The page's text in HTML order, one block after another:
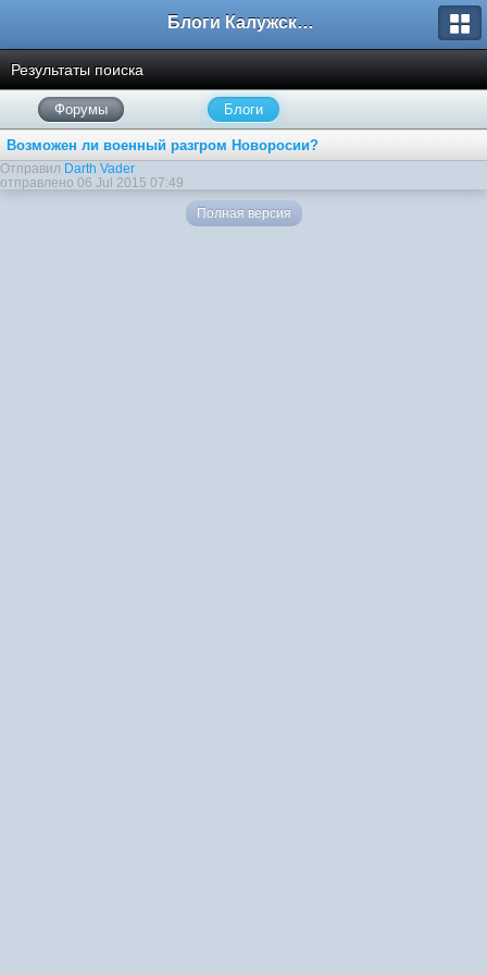
Блоги Калужского перекрестка
Результаты поиска
Форумы Блоги
Возможен ли военный разгром Новоросии?
Отправил Darth Vader
отправлено 06 Jul 2015 07:49
Полная версия